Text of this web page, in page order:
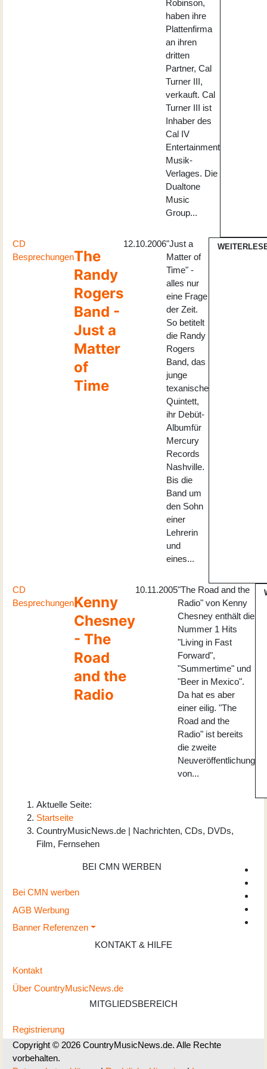
Robinson,
haben ihre
Plattenfirma
an ihren
dritten
Partner, Cal
Turner III,
verkauft. Cal
Turner III ist
Inhaber des
Cal IV
Entertainment
Musik-
Verlages. Die
Dualtone
Music
Group...
CD
BesprechungenThe
Randy
Rogers
Band -
Just a
Matter
of
Time
12.10.2006"Just a
Matter of
Time" -
alles nur
eine Frage
der Zeit.
So betitelt
die Randy
Rogers
Band, das
junge
texanische
Quintett,
ihr Debüt-
Albumfür
Mercury
Records
Nashville.
Bis die
Band um
den Sohn
einer
Lehrerin
und
eines...
CD
BesprechungenKenny
Chesney
- The
Road
and the
Radio
10.11.2005"The Road and the
Radio" von Kenny
Chesney enthält die
Nummer 1 Hits
"Living in Fast
Forward",
"Summertime" und
"Beer in Mexico".
Da hat es aber
einer eilig. "The
Road and the
Radio" ist bereits
die zweite
Neuveröffentlichung
von...
Aktuelle Seite:
Startseite
CountryMusicNews.de | Nachrichten, CDs, DVDs,
Film, Fernsehen
BEI CMN WERBEN
Bei CMN werben
AGB Werbung
Banner Referenzen
KONTAKT & HILFE
Kontakt
Über CountryMusicNews.de
MITGLIEDSBEREICH
Registrierung
Copyright © 2026 CountryMusicNews.de. Alle Rechte
vorbehalten.